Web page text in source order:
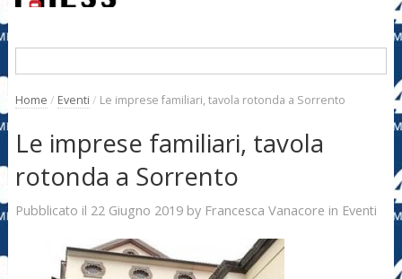
Home / Eventi / Le imprese familiari, tavola rotonda a Sorrento
Le imprese familiari, tavola
rotonda a Sorrento
Pubblicato il 22 Giugno 2019by Francesca Vanacore in Eventi